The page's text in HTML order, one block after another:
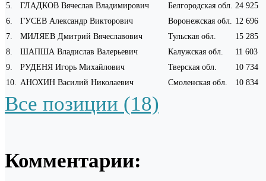
5
ГЛАДКОВ Вячеслав Владимирович Белгородская обл. 24 925
6
ГУСЕВ Александр Викторович Воронежская обл.
12 696
7
МИЛЯЕВ Дмитрий Вячеславович Тульская обл.
15 285
8
ШАПША Владислав Валерьевич Калужская обл.
11 603
9
РУДЕНЯ Игорь Михайлович Тверская обл.
10 734
10
АНОХИН Василий Николаевич Смоленская обл. 10 834
Все позиции (18)
Комментарии: